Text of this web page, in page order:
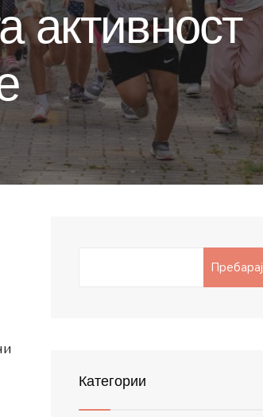
активност
Пребарај
Категории